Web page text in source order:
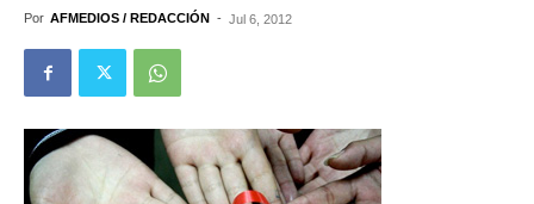
Por AFMEDIOS / REDACCIÓN - Jul 6, 2012